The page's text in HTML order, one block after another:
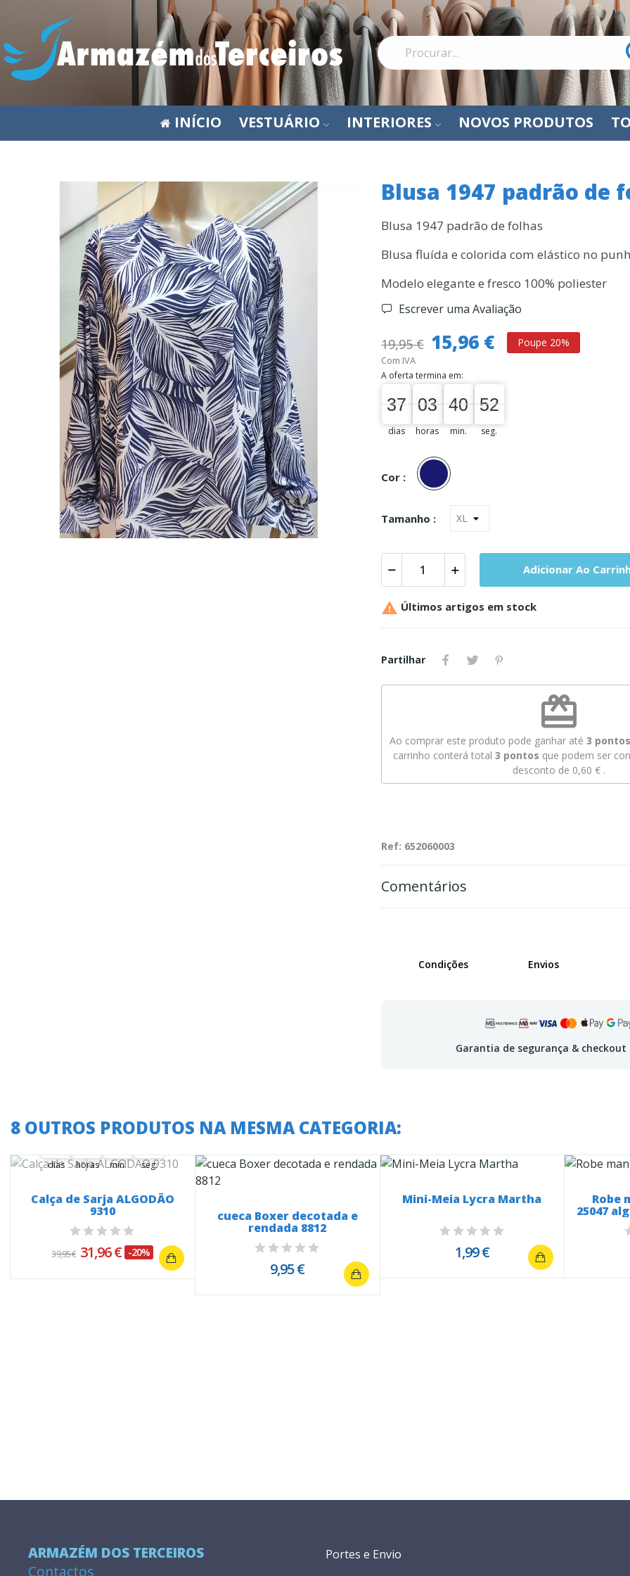
INÍCIO VESTUÁRIO INTERIORES NOVOS PRODUTOS
Blusa 1947 padrão de
Blusa 1947 padrão de folhas
Blusa fluída e colorida com elástico no
Modelo elegante e fresco 100% poliester
Escrever uma Avaliação
19,95 € 15,96 € Poupe 20%
Com IVA
A oferta termina em:
37
37
00
dias
03
03
00
horas
40
40
00
min.
51
51
52
seg.
Cor :
Marinho
Tamanho :
Adicionar Ao
 Últimos artigos em stock
Partilhar
redeem
Ao comprar este produto pode ganhar até 3
carrinho conterá total 3 pontos que podem ser
desconto de 0,60 € .
Ref: 652060003
Comentários
Condições Envios
Garantia de segurança & checkout
8 OUTROS PRODUTOS NA MESMA CATEGORIA:
37
37
00
dias
03
03
00
horas
40
40
00
min.
51
52
seg.
Calça de Sarja ALGODÃO
9310
39,95 € 31,96 € -20%
cueca Boxer decotada e
rendada 8812
9,95 €
Mini-Meia Lycra Martha
1,99 €
Robe
25047
ARMAZÉM DOS TERCEIROS
Contactos
Portes e Envio